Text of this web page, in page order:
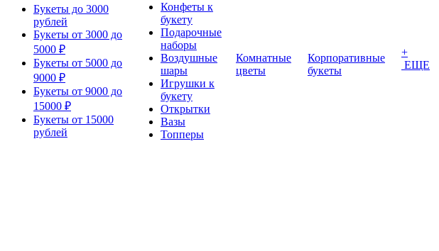
Букеты до 3000
рублей
Букеты от 3000 до
5000 ₽
Букеты от 5000 до
9000 ₽
Букеты от 9000 до
15000 ₽
Букеты от 15000
рублей
Конфеты к
букету
Подарочные
наборы
Воздушные
шары
Игрушки к
букету
Открытки
Вазы
Топперы
Комнатные
цветы
Корпоративные
букеты
+
ЕЩЕ